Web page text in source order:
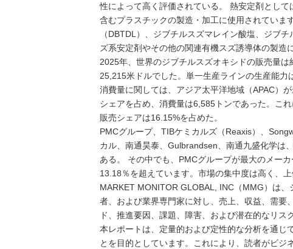
性によって高く評価されている。 熱安定剤とし
含むプラスチックの製造・加工に使用されていま
（DBTDL）、ジブチルスズマレイン酸塩、ジブ
ズ系安定剤やその他の関連有機スズ誘導体の製造
2025年、世界のジブチルスズオキシドの販売量
25,215米ドルでした。単一生産ラインの生産能力
消費量に関しては、アジア太平洋地域（APAC）
シェアを占め、消費量は6,585トンであった。こ
販売シェアは16.15%を占めた。
PMCグループ、TIBケミカルズ（Reaxis）、
カル、南通昊泰、Gulbrandsen、南通九盛化学は
ある。 その中でも、PMCグループが最大のメー
13.18％を超えています。市場の集中度は高く、
MARKET MONITOR GLOBAL, INC（MMG）は
者、および業界専門家に対し、売上、収益、需要
ド、推進要因、課題、障害、および潜在的なリス
本レポートは、定量的および定性的な分析を通じ
とを目的としています。これにより、読者がビ